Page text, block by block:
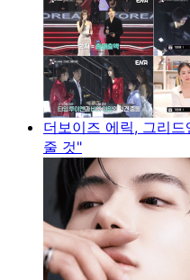
더보이즈 에릭, 그리
줄 것"